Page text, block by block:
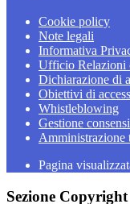
Cookie policy
Note legali
Informativa
Ufficio Relazioni
Dichiarazione di
Obiettivi di
Whistleblowing
Gestione
Amministrazione
Pagina
Sezione Copyright